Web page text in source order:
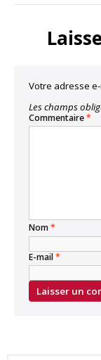
Votre adresse
Les champs
Commentaire*
Nom*
E-mail*